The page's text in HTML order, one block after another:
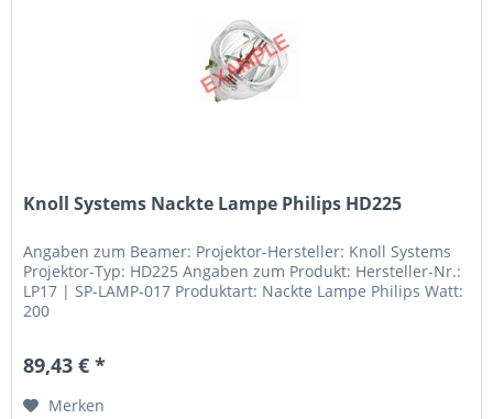
Knoll Systems Nackte Lampe Philips HD225
Angaben zum Beamer: Projektor-Hersteller: Knoll Systems
Projektor-Typ: HD225 Angaben zum Produkt: Hersteller-Nr.:
LP17 | SP-LAMP-017 Produktart: Nackte Lampe Philips Watt:
200
89,43 € *
Merken